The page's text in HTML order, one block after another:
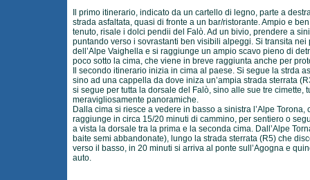
Il primo itinerario, indicato da un cartello di legno, parte a
strada asfaltata, quasi di fronte a un bar/ristorante. Ampio e ben
tenuto, risale i dolci pendii del Falò. Ad un bivio, prendere a
puntando verso i sovrastanti ben visibili alpeggi. Si transita nei
dell’Alpe Vaighella e si raggiunge un ampio scavo pieno di
poco sotto la cima, che viene in breve raggiunta anche per
Il secondo itinerario inizia in cima al paese. Si segue la strda
sino ad una cappella da dove iniza un’ampia strada sterrata
si segue per tutta la dorsale del Falò, sino alle sue tre cimette,
meravigliosamente panoramiche.
Dalla cima si riesce a vedere in basso a sinistra l’Alpe Torona,
raggiunge in circa 15/20 minuti di cammino, per sentiero o
a vista la dorsale tra la prima e la seconda cima. Dall’Alpe
baite semi abbandonate), lungo la strada sterrata (R5) che
verso il basso, in 20 minuti si arriva al ponte sull’Agogna e
auto.